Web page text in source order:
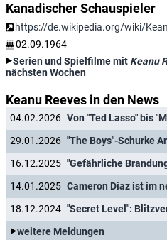
Kanadischer Schauspieler
https://de.wikipedia.org/wiki/
02.09.1964
Serien und Spielfilme mit Keanu
nächsten Wochen
Keanu Reeves in den News
04.02.2026
29.01.2026
16.12.2025
14.01.2025
18.12.2024
weitere Meldungen